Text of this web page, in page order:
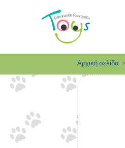
Αρχική σελίδα >